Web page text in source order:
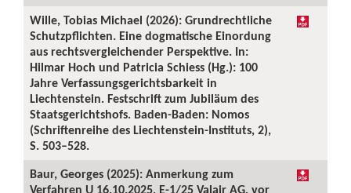
Wille, Tobias Michael (2026): Grundrechtliche
Schutzpflichten. Eine dogmatische Einordung
aus rechtsvergleichender Perspektive. In:
Hilmar Hoch und Patricia Schiess (Hg.): 100
Jahre Verfassungsgerichtsbarkeit in
Liechtenstein. Festschrift zum Jubiläum des
Staatsgerichtshofs. Baden-Baden: Nomos
(Schriftenreihe des Liechtenstein-Instituts, 2),
S. 503–528.
Baur, Georges (2025): Anmerkung zum
Verfahren U 16.10.2025, E-1/25 Valair AG, vor